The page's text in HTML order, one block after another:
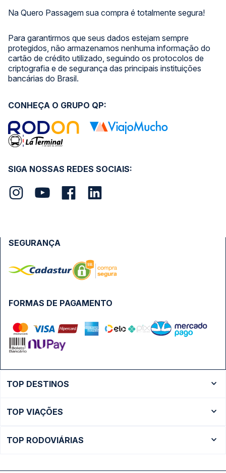
Na Quero Passagem sua compra é totalmente segura!
Para garantirmos que seus dados estejam sempre
protegidos, não armazenamos nenhuma informação do
cartão de crédito utilizado, seguindo os protocolos de
criptografia e de segurança das principais instituições
bancárias do Brasil.
SIGA NOSSAS REDES SOCIAIS:
CONHEÇA O GRUPO QP:
FORMAS DE PAGAMENTO
SEGURANÇA
TOP DESTINOS
Ônibus São Paulo
TOP VIAÇÕES
TOP RODOVIÁRIAS